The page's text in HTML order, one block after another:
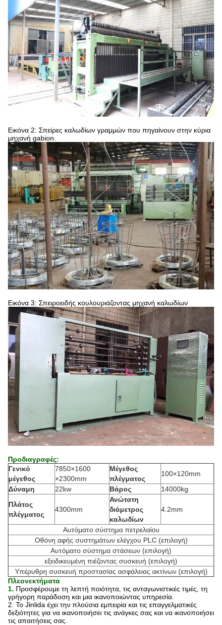
Εικόνα 2: Σπείρες καλωδίων γραμμών που πηγαίνουν στην κύρια
μηχανή gabion.
Εικόνα 3: Σπειροειδής κουλουριάζοντας μηχανή καλωδίων
Προδιαγραφές:
Γενικό
μέγεθος
7850×1600
×2300mm
Μέγεθος
πλέγματος
100×120mm
Δύναμη
22kw Βάρος
14000kg
Πλάτος
πλέγματος
4300mm
Ανώτατη
διάμετρος
καλωδίων
4.2mm
Αυτόματο σύστημα πετρελαίου
Οθόνη αφής συστημάτων ελέγχου PLC (επιλογή)
Αυτόματο σύστημα στάσεων (επιλογή)
εξειδικευμένη πιέζοντας συσκευή (επιλογή)
Υπέρυθρη συσκευή προστασίας ασφάλειας ακτίνων (επιλογή)
Πλεονεκτήματα
1. Προσφέρουμε τη λεπτή ποιότητα, τις ανταγωνιστικές τιμές, τη
γρήγορη παράδοση και μια ικανοποιώντας υπηρεσία.
2. Το Jinlida έχει την πλούσια εμπειρία και τις επαγγελματικές
δεξιότητες για να ικανοποιήσει τις ανάγκες σας και να ικανοποιήσει
τις απαιτήσεις σας.